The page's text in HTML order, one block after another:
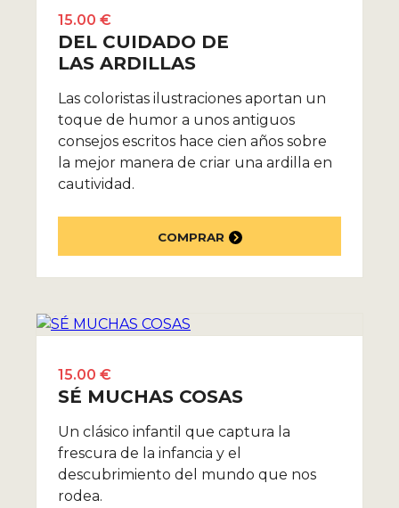
15.00 €
DEL CUIDADO DE
LAS ARDILLAS
Las coloristas ilustraciones aportan un
toque de humor a unos antiguos
consejos escritos hace cien años sobre
la mejor manera de criar una ardilla en
cautividad.
COMPRAR
15.00 €
SÉ MUCHAS COSAS
Un clásico infantil que captura la
frescura de la infancia y el
descubrimiento del mundo que nos
rodea.